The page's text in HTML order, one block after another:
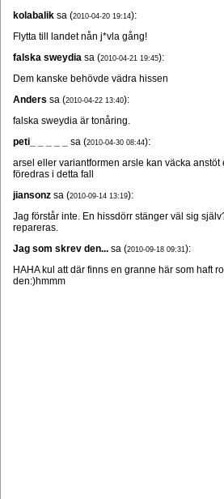
kolabalik sa (2010-04-20 19:14):
Flytta till landet nån j*vla gång!
falska sweydia sa (2010-04-21 19:45):
Dem kanske behövde vädra hissen
Anders sa (2010-04-22 13:40):
falska sweydia är tonåring.
peti_ _ _ _ _
sa (2010-04-30 08:44):
arsel eller variantformen arsle kan väcka anstöt
föredras i detta fall
jiansonz sa (2010-09-14 13:19):
Jag förstår inte. En hissdörr stänger väl sig
repareras.
Jag som skrev den... sa (2010-09-18 09:31):
HAHA kul att där finns en granne här som haft
den:)hmmm